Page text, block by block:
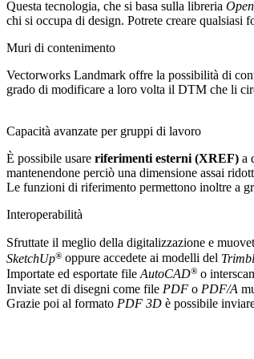
Questa tecnologia, che si basa sulla libreria
chi si occupa di design. Potrete creare
Muri di contenimento
Vectorworks Landmark offre la possibilità di
grado di modificare a loro volta il DTM che li
Capacità avanzate per gruppi di lavoro
È possibile usare riferimenti esterni (XREF) a
mantenendone perciò una dimensione assai
Le funzioni di riferimento permettono inoltre a
Interoperabilità
Sfruttate il meglio della digitalizzazione e
SketchUp® oppure accedete ai modelli del
Importate ed esportate file AutoCAD® o
Inviate set di disegni come file PDF o PDF/A
Grazie poi al formato PDF 3D è possibile